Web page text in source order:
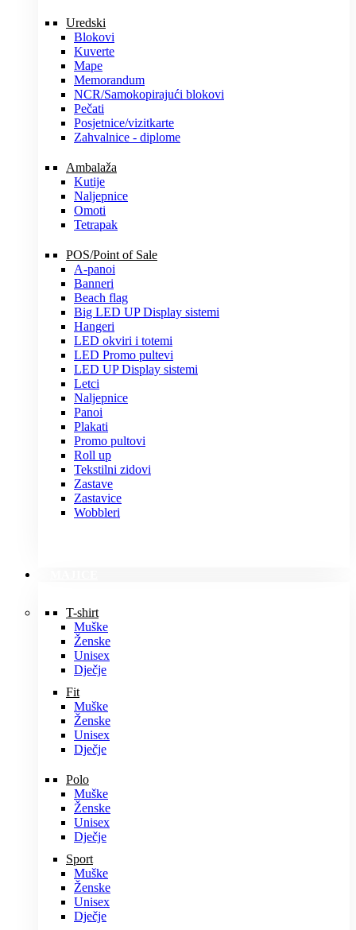
Uredski
Blokovi
Kuverte
Mape
Memorandum
NCR/Samokopirajući blokovi
Pečati
Posjetnice/vizitkarte
Zahvalnice - diplome
Ambalaža
Kutije
Naljepnice
Omoti
Tetrapak
POS/Point of Sale
A-panoi
Banneri
Beach flag
Big LED UP Display sistemi
Hangeri
LED okviri i totemi
LED Promo pultevi
LED UP Display sistemi
Letci
Naljepnice
Panoi
Plakati
Promo pultovi
Roll up
Tekstilni zidovi
Zastave
Zastavice
Wobbleri
T-shirt
Muške
Ženske
Unisex
Dječje
Fit
Muške
Ženske
Unisex
Dječje
Polo
Muške
Ženske
Unisex
Dječje
Sport
Muške
Ženske
Unisex
Dječje